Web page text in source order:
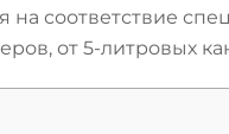
на соответствие
от 5-литровых